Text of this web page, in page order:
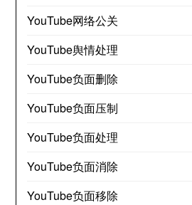
YouTube网络公关
YouTube舆情处理
YouTube负面删除
YouTube负面压制
YouTube负面处理
YouTube负面消除
YouTube负面移除